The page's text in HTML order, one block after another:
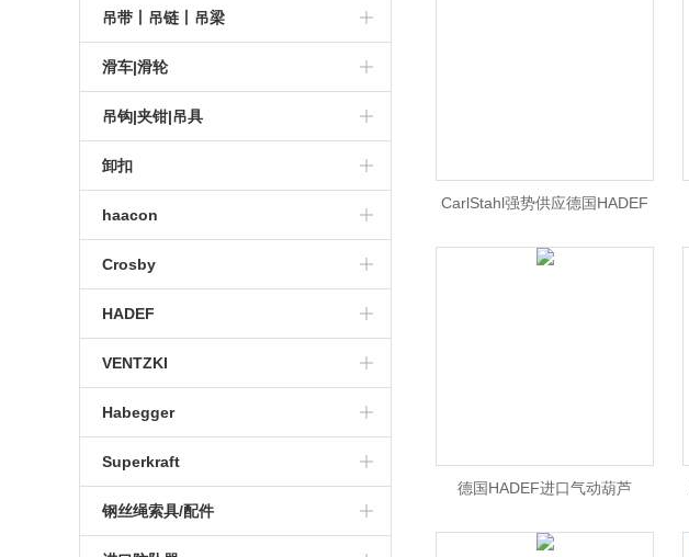
CarlStahl电动葫芦
HADEF电动葫芦
进口环链电动葫芦
进口气动葫芦
JDN气动葫芦
HADEF气动葫芦
进口防爆葫芦
进口防爆环链葫芦
进口防爆电动葫芦
进口防爆气动葫芦
进口手摇绞盘
CarlStahl绞盘
HADEF绞盘
涡轮蜗杆卷扬机
德国卷扬机
进口卷扬机
大吨位卷扬机
进口电动卷扬机
RUD吊环
CODIPRO吊环
钢丝绳牵引机
吊机
铝制龙门架
吊带丨吊链丨吊梁
进口吊链
滑车|滑轮
进口手动滑车
吊钩|夹钳|吊具
卸扣
haacon
haacon悬臂吊
haacon卷扬机
haacon千斤顶
haacon手摇绞盘
Crosby
Crosby滑轮
Crosby索具
Crosby吊环
Crosby卸扣
HADEF
HADEF卷扬机
HADEF葫芦
VENTZKI
Habegger
Superkraft
钢丝绳索具/配件
CarlStahl强势供应德国HADEF
德国HADEF进口气动葫芦